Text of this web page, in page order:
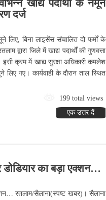
खाद्य पदार्थों के नमूने
दर्ज
लिए, बिना लाइसेंस संचालित दो फर्मों के
द्वारा जिले में खाद्य पदार्थों की गुणवत्ता
इसी क्रम में खाद्य सुरक्षा अधिकारी कमलेश
लिए गए। कार्यवाही के दौरान ताल स्थित
199 total views
एक उत्तर दें
का बड़ा एक्शन…
रतलाम/सैलाना(स्पष्ट खबर)। सैलाना